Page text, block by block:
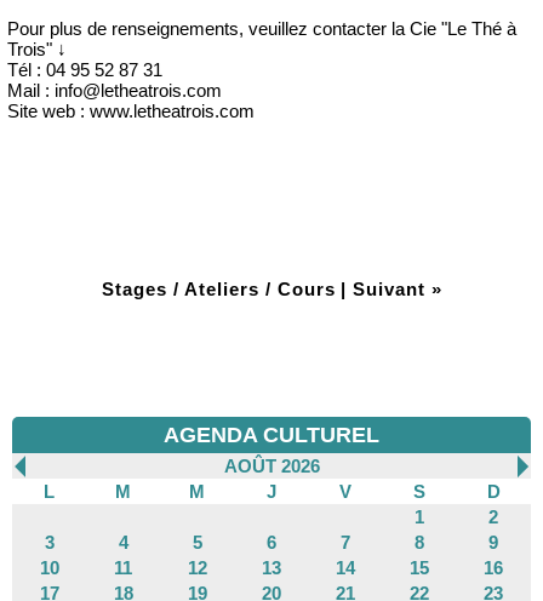
Pour plus de renseignements, veuillez contacter la Cie "Le Thé à
Trois" ↓
Tél : 04 95 52 87 31
Mail : info@letheatrois.com
Site web : www.letheatrois.com
Stages / Ateliers / Cours | Suivant »
AGENDA CULTUREL
AOÛT 2026
L
M M J V S
D
1
2
3
4 5 6 7 8
9
10
11 12 13 14 15
16
17
18 19 20 21 22
23